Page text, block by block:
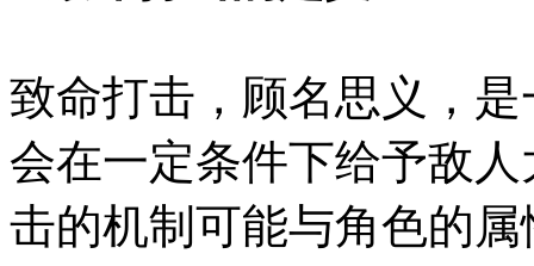
致命打击，顾名思义，
会在一定条件下给予敌
击的机制可能与角色的